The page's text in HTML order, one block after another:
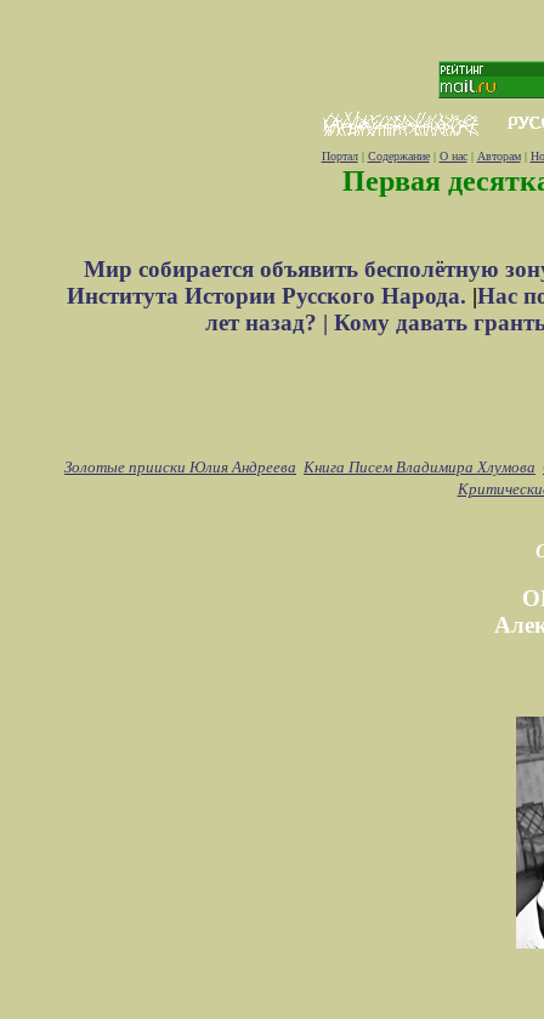
Портал| Содержание| О нас| Авторам|
Первая
Мир собирается объявить бесполётную
Института Истории Русского Народа. |Нас
лет назад? | Кому давать
Золотые прииски Юлия Андреева Книга Писем Владимира Хлумова